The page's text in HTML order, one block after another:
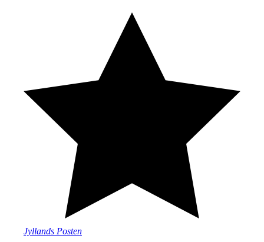
Jyllands Posten